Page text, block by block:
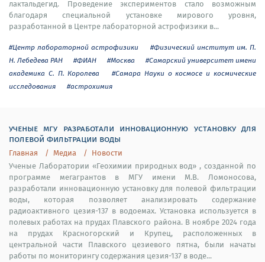
лактальдегид. Проведение экспериментов стало возможным
благодаря специальной установке мирового уровня,
разработанной в Центре лабораторной астрофизики в...
#Центр лабораторной астрофизики
#Физический институт им. П.
Н. Лебедева РАН
#ФИАН #Москва
#Самарский университет имени
академика С. П. Королева
#Самара Науки о космосе и космические
исследования
#астрохимия
ученые мгу разработали инновационную установку для
полевой фильтрации воды
Главная Медиа
Новости
Ученые Лаборатории «Геохимии природных вод» , созданной по
программе мегагрантов в МГУ имени М.В. Ломоносова,
разработали инновационную установку для полевой фильтрации
воды, которая позволяет анализировать содержание
радиоактивного цезия-137 в водоемах. Установка используется в
полевых работах на прудах Плавского района. В ноябре 2024 года
на прудах Красногорский и Крупец, расположенных в
центральной части Плавского цезиевого пятна, были начаты
работы по мониторингу содержания цезия-137 в воде...